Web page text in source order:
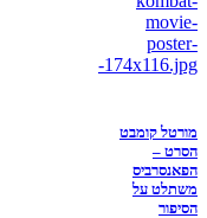
מורטל קומבט
הסרט –
הפאנסרביס
משתלט על
הסיפור